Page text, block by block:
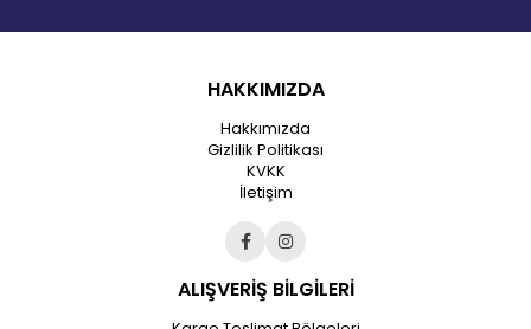
HAKKIMIZDA
Hakkımızda
Gizlilik Politikası
KVKK
İletişim
ALIŞVERİŞ BİLGİLERİ